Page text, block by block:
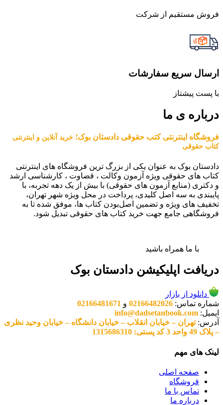
فروش مستقیم از شرکت
ارسال سریع سفارشات
با پست پیشتاز
درباره ی ما
فروشگاه اینترنتی کتب حقوقی دادستان بوک؛ خرید آنلاین و اینترنتی
کتاب حقوقی
دادستان بوک به عنوان یکی از بزرگ ترین فروشگاه های اینترنتی
کتاب های حقوقی ویژه آزمون وکالت ، قضاوت ، کارشناسی ارشد
و دکتری (منابع آزمون های حقوقی) با بیش از یک دهه تجربه، با
پایبندی به سه اصل کلیدی، پرداخت در محل ویژه شهر تهران،
تخفیف های ویژه و تضمین اصل‌بودن کتاب ها، موفق شده تا به
فروشگاهی جامع جهت خرید کتاب های حقوقی تبدیل شود.
با ما همراه باشید
دریافت اپلیکیشن دادستان بوک
دانلود از بازار
شماره تماس: 02166482026 و 02166481671
ایمیل: info@dadsetanbook.com
آدرس:تهران – خیابان انقلاب – خیابان دانشگاه – خیابان وحید نظری
– پلاک 49 واحد 3 کد پستی: 1315686310
لینک های مهم
صفحه اصلی
فروشگاه
تماس با ما
درباره ما